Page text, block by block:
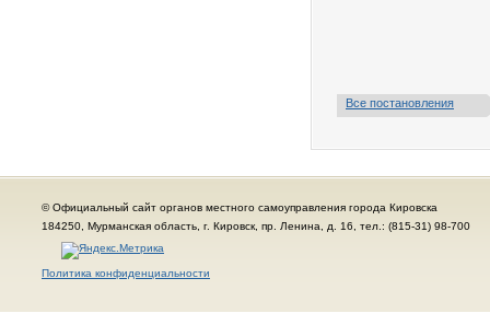
Все постановления
© Официальный сайт органов местного самоуправления города Кировска
184250, Мурманская область, г. Кировск, пр. Ленина, д. 16, тел.: (815-31) 98-700
Политика конфиденциальности